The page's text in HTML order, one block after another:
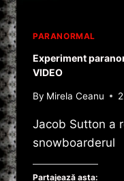
PARANORMAL
Experiment
VIDEO
By Mirela Ceanu
Jacob Sutton a
snowboarderul
Partajează asta: